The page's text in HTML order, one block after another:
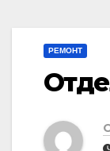
РЕМОНТ